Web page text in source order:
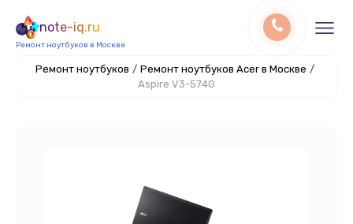
note-iq.ru
Ремонт ноутбуков в Москве
Ремонт ноутбуков / Ремонт ноутбуков Acer в Москве /
Aspire V3-574G